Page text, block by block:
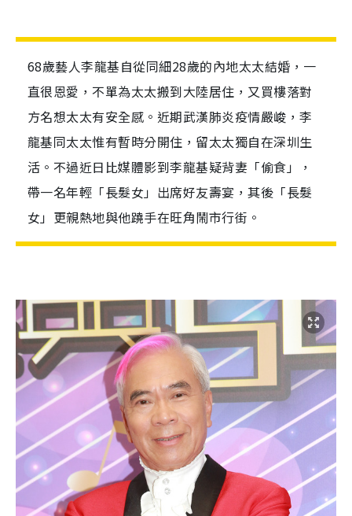
68歲藝人李龍基自從同細28歲的內地太太結婚，一
直很恩愛，不單為太太搬到大陸居住，又買樓落對
方名想太太有安全感。近期武漢肺炎疫情嚴峻，李
龍基同太太惟有暫時分開住，留太太獨自在深圳生
活。不過近日比媒體影到李龍基疑背妻「偷食」，
帶一名年輕「長髮女」出席好友壽宴，其後「長髮
女」更親熱地與他蹺手在旺角鬧市行街。